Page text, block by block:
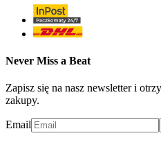
Never Miss a Beat
Zapisz się na nasz newsletter i
zakupy.
Email